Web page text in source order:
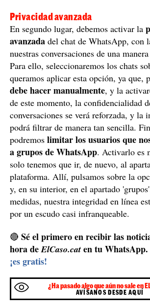
Privacidad avanzada
En segundo lugar, debemos activar la
avanzada del chat de WhatsApp, con
nuestras conversaciones de una
Para ello, seleccionaremos los chats
queramos aplicar esta opción, ya que,
debe hacer manualmente, y la
de este momento, la confidencialidad
conversaciones se verá reforzada, y la
podrá filtrar de manera tan sencilla.
podremos limitar los usuarios que
a grupos de WhatsApp. Activarlo es
solo tenemos que ir, de nuevo, al
plataforma. Allí, pulsamos sobre la
y, en su interior, en el apartado
medidas, nuestra integridad en línea
por un escudo casi infranqueable.
🔴 Sé el primero en recibir las
hora deElCaso.cat en tu WhatsApp.
¡es gratis!
¿Ha pasado algo que aún no sale en
AVÍSANOS DESDE AQUÍ